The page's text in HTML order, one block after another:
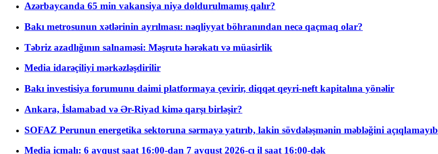
Azərbaycanda 65 min vakansiya niyə doldurulmamış qalır?
Bakı metrosunun xətlərinin ayrılması: nəqliyyat böhranından necə qaçmaq olar?
Təbriz azadlığının salnaməsi: Məşrutə hərəkatı və müasirlik
Media idarəçiliyi mərkəzləşdirilir
Bakı investisiya forumunu daimi platformaya çevirir, diqqət qeyri-neft kapitalına yönəlir
Ankara, İslamabad və Ər-Riyad kimə qarşı birləşir?
SOFAZ Perunun energetika sektoruna sərmayə yatırıb, lakin sövdələşmənin məbləğini açıqlamayıb
Media icmalı: 6 avqust saat 16:00-dan 7 avqust 2026-cı il saat 16:00-dək